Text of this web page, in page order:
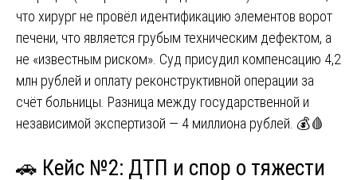
что хирург не провёл идентификацию элементов ворот
печени, что является грубым техническим дефектом, а
не «известным риском». Суд присудил компенсацию 4,2
млн рублей и оплату реконструктивной операции за
счёт больницы. Разница между государственной и
независимой экспертизой — 4 миллиона рублей. 💰🩸
🚗 Кейс №2: ДТП и спор о тяжести